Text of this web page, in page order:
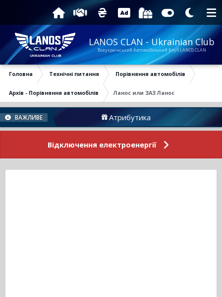
LANOS CLAN - Ukrainian Club
Всеукраїнський Автомобільний Клуб LANOS CLAN
Головна Технічні питання Порівняння автомобілів
Архів - Порівняння автомобілів Ланос или ЗАЗ Ланос
ВАЖЛИВЕ
Відключення електроенергії